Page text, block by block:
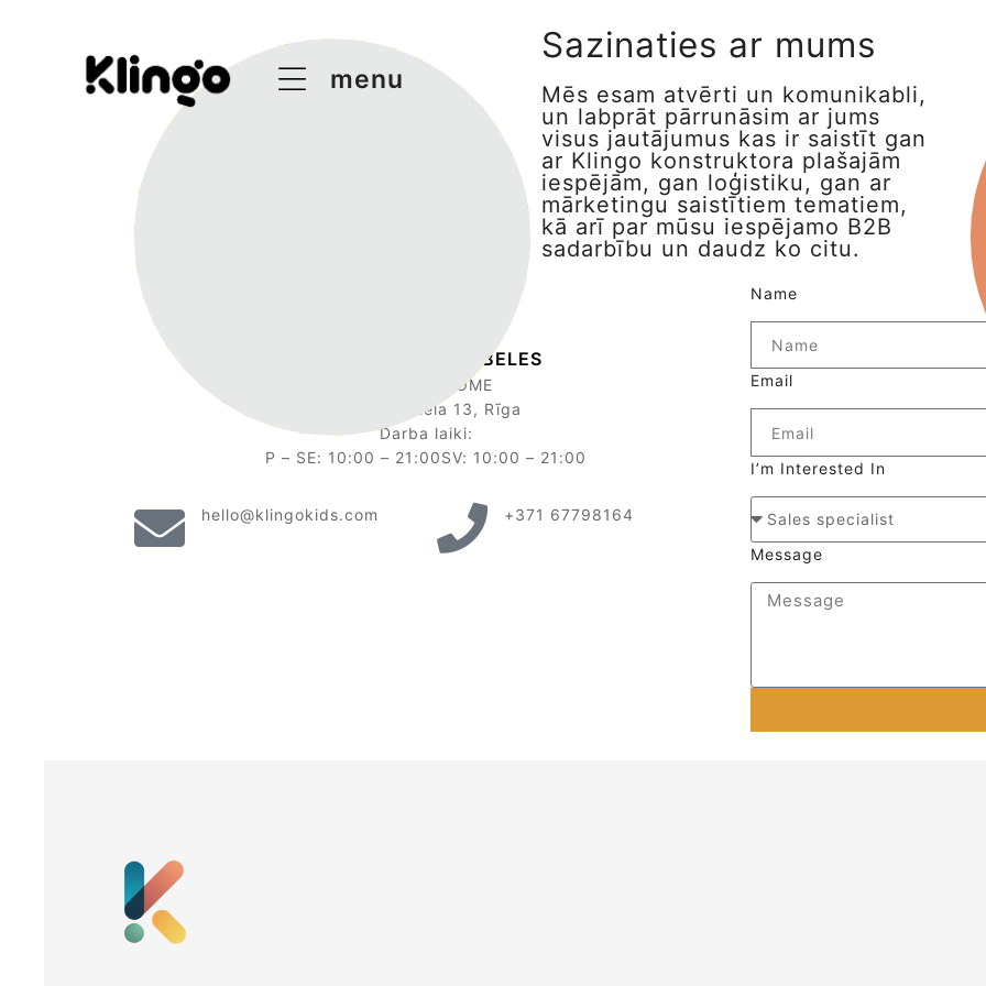
menu
Sazinaties ar mums
Mēs esam atvērti un komunikabli,
un labprāt pārrunāsim ar jums
visus jautājumus kas ir saistīt gan
ar Klingo konstruktora plašajām
iespējām, gan loģistiku, gan ar
mārketingu saistītiem tematiem,
kā arī par mūsu iespējamo B2B
sadarbību un daudz ko citu.
Salons NAKTS MĒBELES
TC SPICE HOME
Jaunmoku iela 13, Rīga
Darba laiki:
P – SE: 10:00 – 21:00SV: 10:00 – 21:00
hello@klingokids.com +371 67798164
Name
Email
I’m Interested In
Message